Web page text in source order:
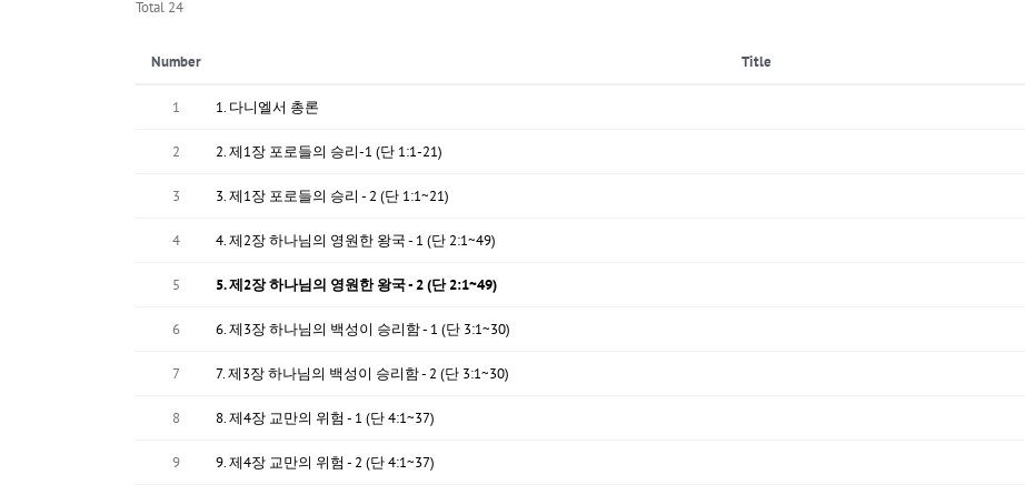
Total 24
Number Title
1 1. 다니엘서 총론
2 2. 제1장 포로들의 승리-1 (단 1:1-21)
3 3. 제1장 포로들의 승리 - 2 (단 1:1~21)
4 4. 제2장 하나님의 영원한 왕국 - 1 (단 2:1~49)
5 5. 제2장 하나님의 영원한 왕국 - 2 (단 2:1~49)
6 6. 제3장 하나님의 백성이 승리함 - 1 (단 3:1~30)
7 7. 제3장 하나님의 백성이 승리함 - 2 (단 3:1~30)
8 8. 제4장 교만의 위험 - 1 (단 4:1~37)
9 9. 제4장 교만의 위험 - 2 (단 4:1~37)